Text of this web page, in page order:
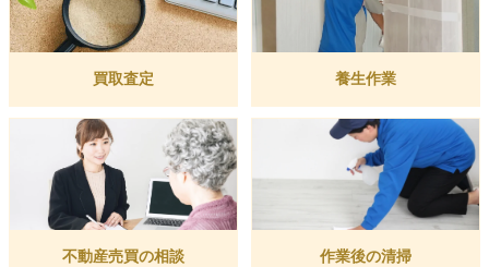
買取査定 養生作業
不動産売買の相談 作業後の清掃